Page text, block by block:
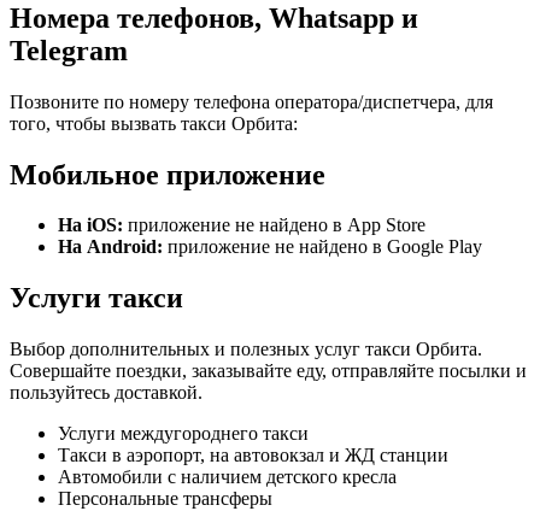
Номера телефонов, Whatsapp и
Telegram
Позвоните по номеру телефона оператора/диспетчера, для
того, чтобы вызвать такси Орбита:
Мобильное приложение
На iOS: приложение не найдено в App Store
На Android: приложение не найдено в Google Play
Услуги такси
Выбор дополнительных и полезных услуг такси Орбита.
Совершайте поездки, заказывайте еду, отправляйте посылки и
пользуйтесь доставкой.
Услуги междугороднего такси
Такси в аэропорт, на автовокзал и ЖД станции
Автомобили с наличием детского кресла
Персональные трансферы